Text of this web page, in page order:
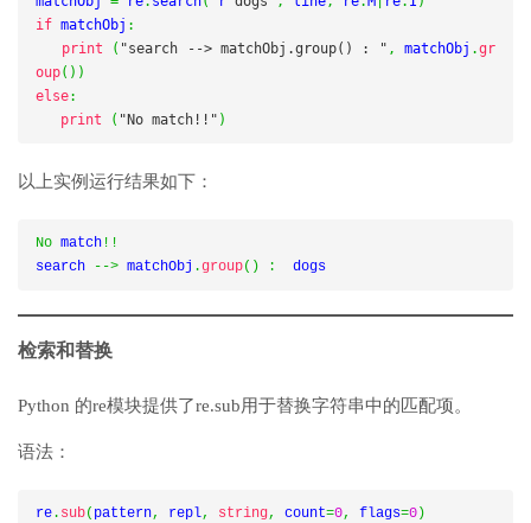
if matchObj :
print
( "search --> matchObj.group() : " , matchObj .gr
oup())
else:
print
( "No match!!" )
以上实例运行结果如下：
No match !!
search
--> matchObj .group() :
  dogs
检索和替换
Python 的re模块提供了re.sub用于替换字符串中的匹配项。
语法：
re . sub( pattern, repl, string, count=0, flags=0 )